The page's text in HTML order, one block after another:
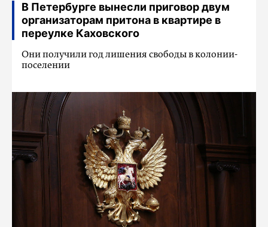
В Петербурге вынесли приговор двум
организаторам притона в квартире в
переулке Каховского
Они получили год лишения свободы в колонии-
поселении